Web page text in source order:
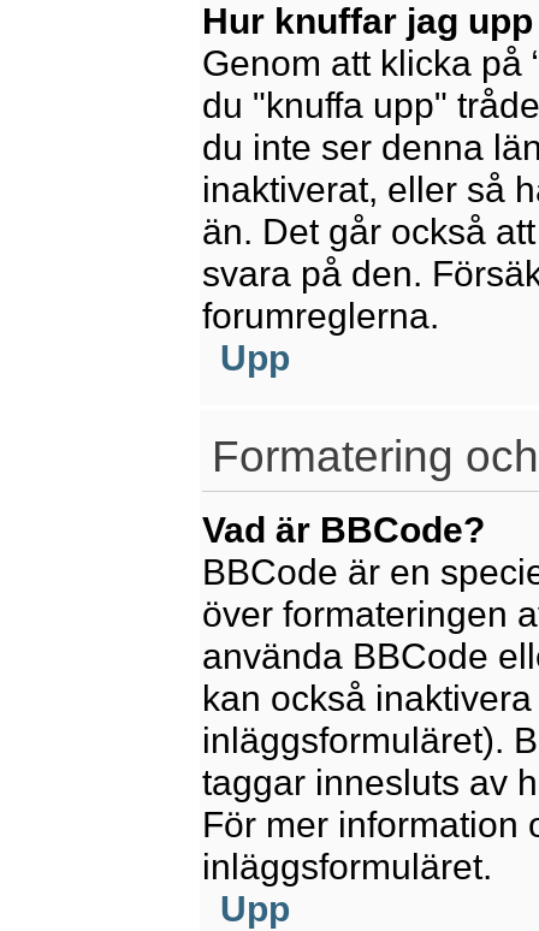
Hur knuffar jag
Genom att klicka på
du "knuffa upp"
du inte ser denna
inaktiverat, eller så
än. Det går också
svara på den.
forumreglerna.
Upp
Formatering
Vad är BBCode?
BBCode är en
över formateringen
använda BBCode
kan också
inläggsformuläret).
taggar innesluts av
För mer information
inläggsformuläret.
Upp